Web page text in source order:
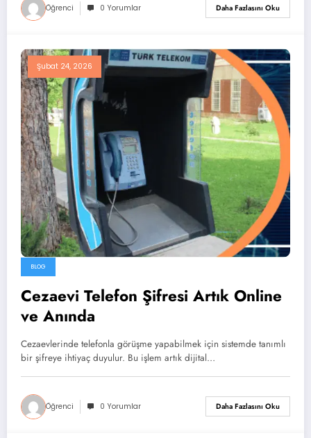
Öğrenci 0 Yorumlar Daha Fazlasını Oku
Şubat 24, 2026
BLOG
Cezaevi Telefon Şifresi Artık Online
ve Anında
Cezaevlerinde telefonla görüşme yapabilmek için sistemde tanımlı
bir şifreye ihtiyaç duyulur. Bu işlem artık dijital…
Öğrenci 0 Yorumlar Daha Fazlasını Oku